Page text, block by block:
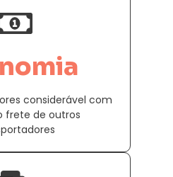
considerável com
frete de outros